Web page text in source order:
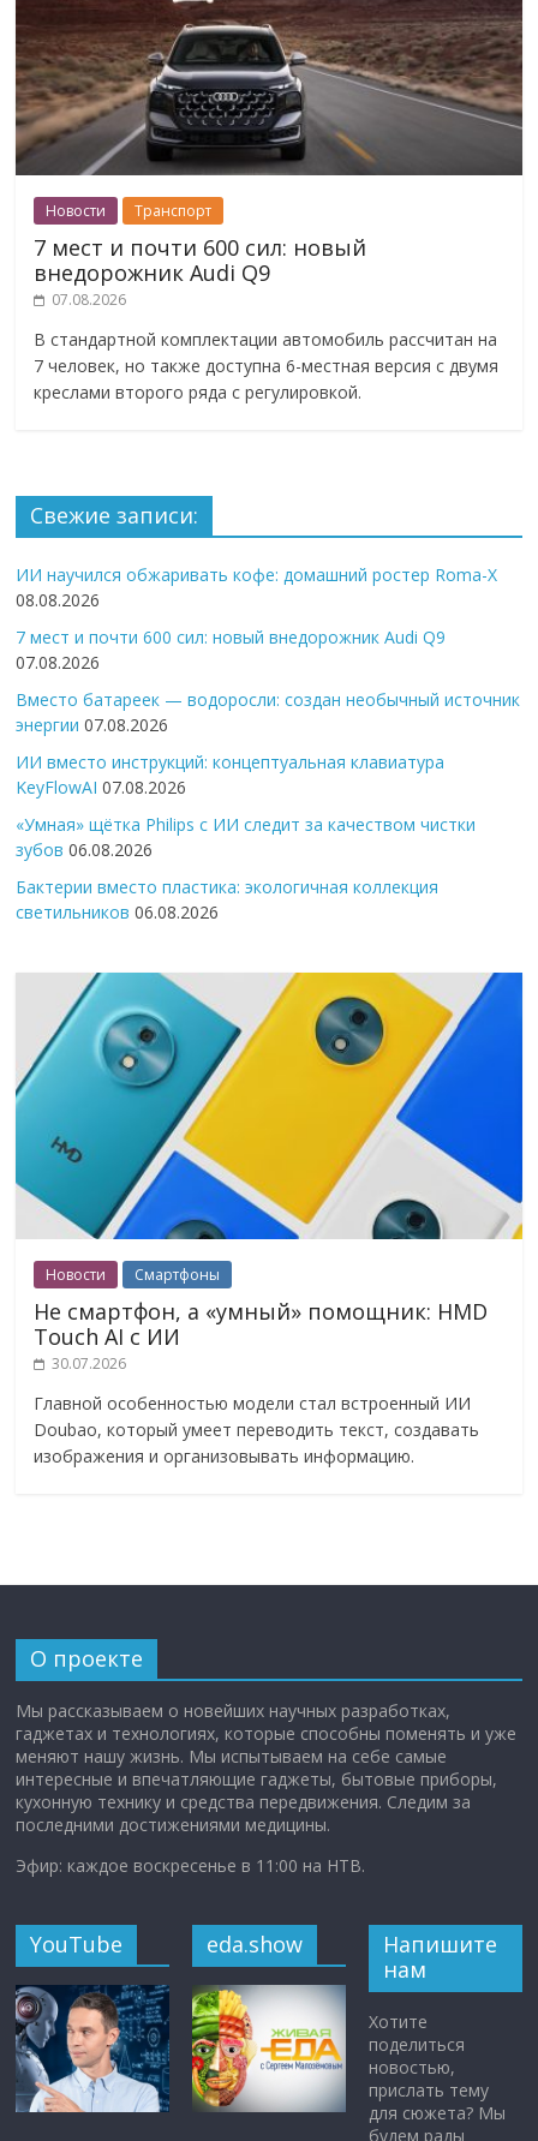
Новости Транспорт
7 мест и почти 600 сил: новый
внедорожник Audi Q9
07.08.2026
В стандартной комплектации автомобиль рассчитан на
7 человек, но также доступна 6-местная версия с двумя
креслами второго ряда с регулировкой.
Свежие записи:
ИИ научился обжаривать кофе: домашний ростер Roma-X
08.08.2026
7 мест и почти 600 сил: новый внедорожник Audi Q9
07.08.2026
Вместо батареек — водоросли: создан необычный источник
энергии 07.08.2026
ИИ вместо инструкций: концептуальная клавиатура
KeyFlowAI 07.08.2026
«Умная» щётка Philips с ИИ следит за качеством чистки
зубов 06.08.2026
Бактерии вместо пластика: экологичная коллекция
светильников 06.08.2026
Новости Смартфоны
Не смартфон, а «умный» помощник: HMD
Touch AI с ИИ
30.07.2026
Главной особенностью модели стал встроенный ИИ
Doubao, который умеет переводить текст, создавать
изображения и организовывать информацию.
О проекте
Мы рассказываем о новейших научных разработках,
гаджетах и технологиях, которые способны поменять и уже
меняют нашу жизнь. Мы испытываем на себе самые
интересные и впечатляющие гаджеты, бытовые приборы,
кухонную технику и средства передвижения. Следим за
последними достижениями медицины.
Эфир: каждое воскресенье в 11:00 на НТВ.
YouTube eda.show
Напишите
нам
Хотите
поделиться
новостью,
прислать тему
для сюжета? Мы
будем рады